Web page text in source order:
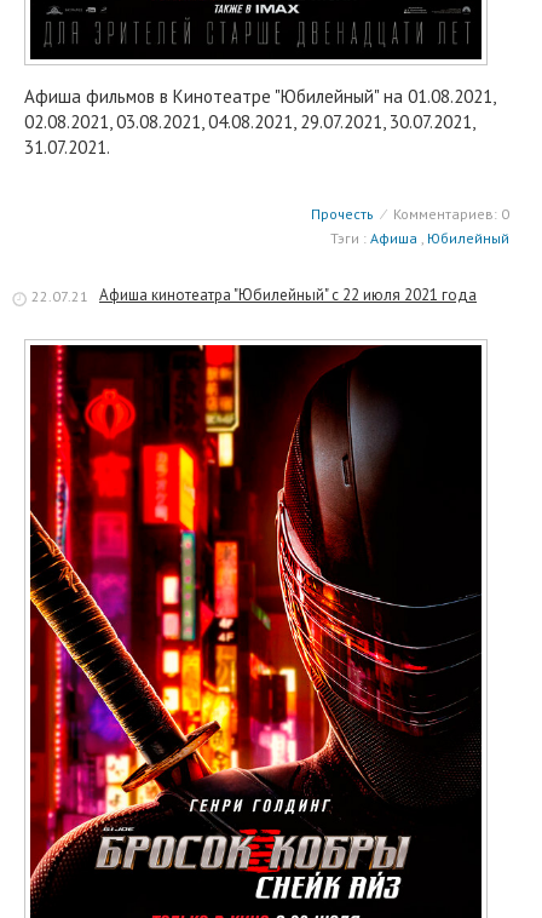
Афиша фильмов в Кинотеатре "Юбилейный" на 01.08.2021,
02.08.2021, 03.08.2021, 04.08.2021, 29.07.2021, 30.07.2021,
31.07.2021.
Прочесть ⁄ Комментариев: 0
Тэги : Афиша , Юбилейный
22.07.21 Афиша кинотеатра "Юбилейный" c 22 июля 2021 года